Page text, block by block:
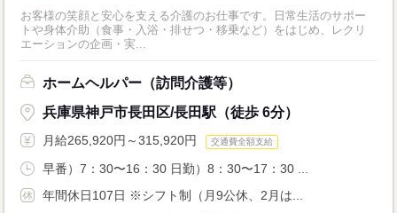
お客様の笑顔と安心を支える介護のお仕事です。日常生活のサポー
トや身体介助（食事・入浴・排せつ・移乗など）をはじめ、レクリ
エーションの企画・実...
ホームヘルパー（訪問介護等）
兵庫県神戸市長田区/長田駅（徒歩 6分）
月給265,920円～315,920円 交通費全額支給
早番）7：30〜16：30 日勤）8：30〜17：30 ...
年間休日107日 ※シフト制（月9公休、2月は...